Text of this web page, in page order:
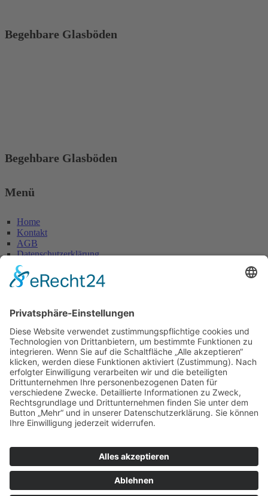
Begehbare Glasböden
Begehbare Glasböden
Menü
Home
Kontakt
AGB
Datenschutzerklärung
Impressum
Max-Holder-Straße 13
60437 Frankfurt/M.
Tel.: 069 / 50 28 58
Fax: 069 / 50 21 90
E-Mail: info@glaserei-becker.de
Bürozeiten
Montag bis Donnerstag:
14:00 – 16:00 Uhr
Freitag: 07:00 – 13:00 Uhr